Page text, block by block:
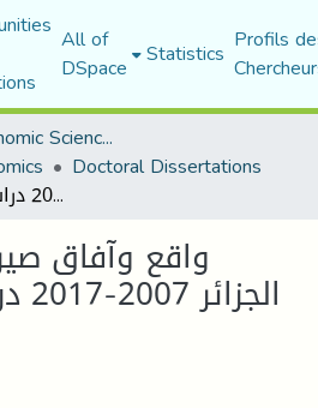
All of
DSpace Statistics Profils
Faculty of Economic Sciences, Commerce and Management Sciences
Doctoral Dissertations
واقع وآفاق صيرفة التأمين في الجزائر 2007-2017 دراسة مقارنة مع المغرب
واقع وآفاق